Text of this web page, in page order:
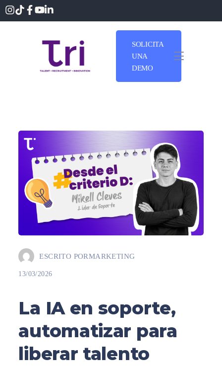
SOLICITA
UNA
DEMO
ESCRITO PORMARKETING
13/03/2026
La IA en soporte,
automatizar para
liberar talento